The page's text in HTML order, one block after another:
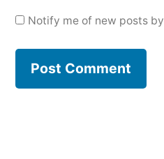
Notify me of new posts